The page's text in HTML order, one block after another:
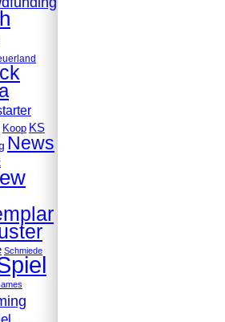
Koop KS
News
Schmiede